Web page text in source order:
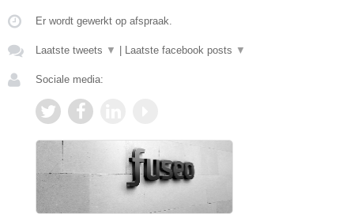
Er wordt gewerkt op afspraak.
Laatste tweets ▼ Laatste facebook posts ▼
Sociale media: